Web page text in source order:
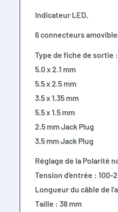
Indicateur LED.
6 connecteurs
Type de fiche de sortie :
5.0 x 2.1 mm
5.5 x 2.5 mm
3.5 x 1.35 mm
5.5 x 1.5 mm
2.5 mm Jack Plug
3.5 mm Jack Plug
Réglage de la Polarité
Tension d'entrée : 100-
Longueur du câble de
Taille : 38 mm